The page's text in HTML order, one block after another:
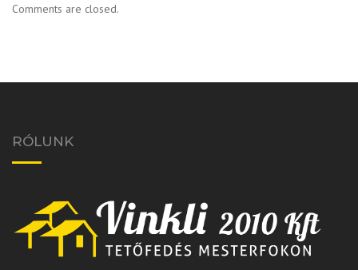
Comments are closed.
RÓLUNK